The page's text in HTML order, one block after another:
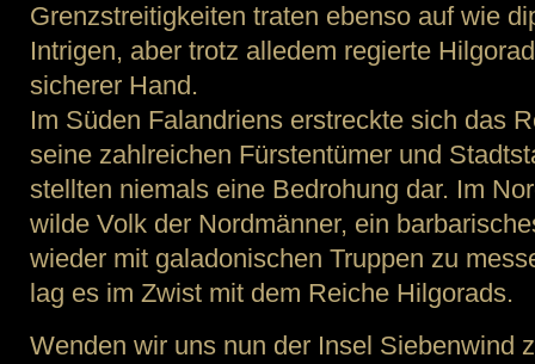
Grenzstreitigkeiten traten ebenso auf wie
Intrigen, aber trotz alledem regierte
sicherer Hand.
Im Süden Falandriens erstreckte sich das
seine zahlreichen Fürstentümer und
stellten niemals eine Bedrohung dar. Im
wilde Volk der Nordmänner, ein
wieder mit galadonischen Truppen zu
lag es im Zwist mit dem Reiche Hilgorads.
Wenden wir uns nun der Insel Siebenwind